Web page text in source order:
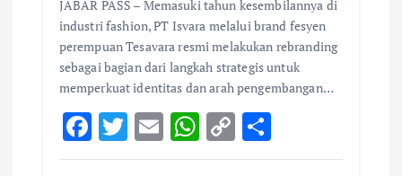
JABAR PASS – Memasuki tahun kesembilannya di
industri fashion, PT Isvara melalui brand fesyen
perempuan Tesavara resmi melakukan rebranding
sebagai bagian dari langkah strategis untuk
memperkuat identitas dan arah pengembangan…
F
ac
T
w
E
m
W
h
C
o
S
h